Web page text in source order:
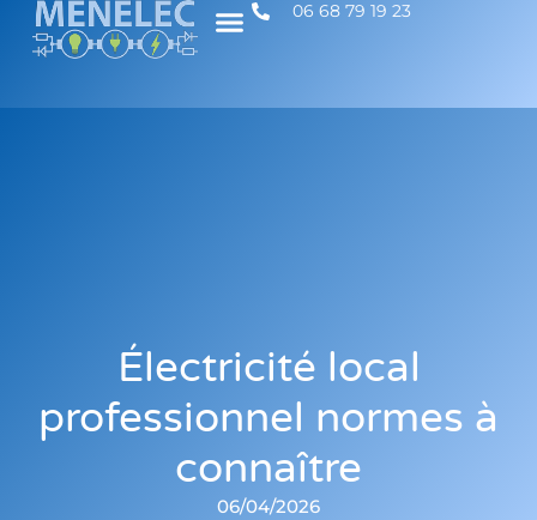
06 68 79 19 23
Électricité local
professionnel normes à
connaître
06/04/2026